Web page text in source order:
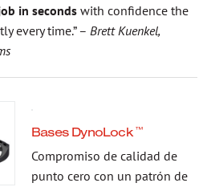
in secondswith confidence the
every time.” – Brett Kuenkel,
Bases DynoLock ™
Compromiso de calidad de
punto cero con un patrón de